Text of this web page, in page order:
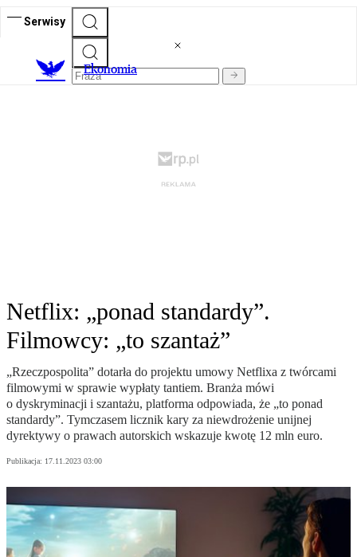
Serwisy
Ekonomia
Netflix: „ponad standardy”.
Filmowcy: „to szantaż”
„Rzeczpospolita” dotarła do projektu umowy Netflixa z twórcami
filmowymi w sprawie wypłaty tantiem. Branża mówi
o dyskryminacji i szantażu, platforma odpowiada, że „to ponad
standardy”. Tymczasem licznik kary za niewdrożenie unijnej
dyrektywy o prawach autorskich wskazuje kwotę 12 mln euro.
Publikacja: 17.11.2023 03:00